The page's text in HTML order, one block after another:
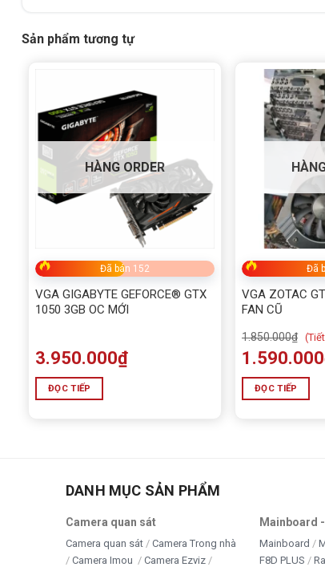
Sản phẩm tương tự
HÀNG ORDER
Đã bán 152
VGA GIGABYTE GEFORCE® GTX
1050 3GB OC MỚI
3.950.000₫
ĐỌC TIẾP
Đã
VGA ZOTAC
FAN CŨ
1.850.000₫ (
1.590.000
ĐỌC TIẾP
DANH MỤC SẢN PHẨM
Camera quan sát
Camera quan sát
Camera Trong nhà
Camera Imou
Camera Ezviz
Mainboard
Mainboard
F8D PLUS